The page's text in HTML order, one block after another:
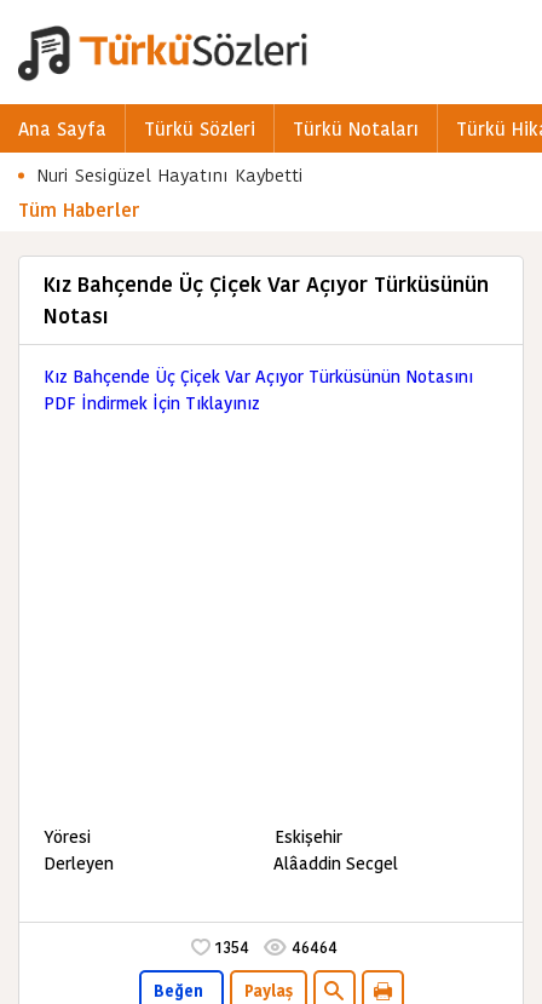
Ana Sayfa Türkü Sözleri Türkü Notaları
Türkü
Nuri Sesigüzel Hayatını Kaybetti
Tüm Haberler
Kız Bahçende Üç Çiçek Var Açıyor Türküsünün
Notası
Kız Bahçende Üç Çiçek Var Açıyor Türküsünün Notasını
PDF İndirmek İçin Tıklayınız
Yöresi Eskişehir
Derleyen Alâaddin Secgel
1354 46464
Beğen Paylaş